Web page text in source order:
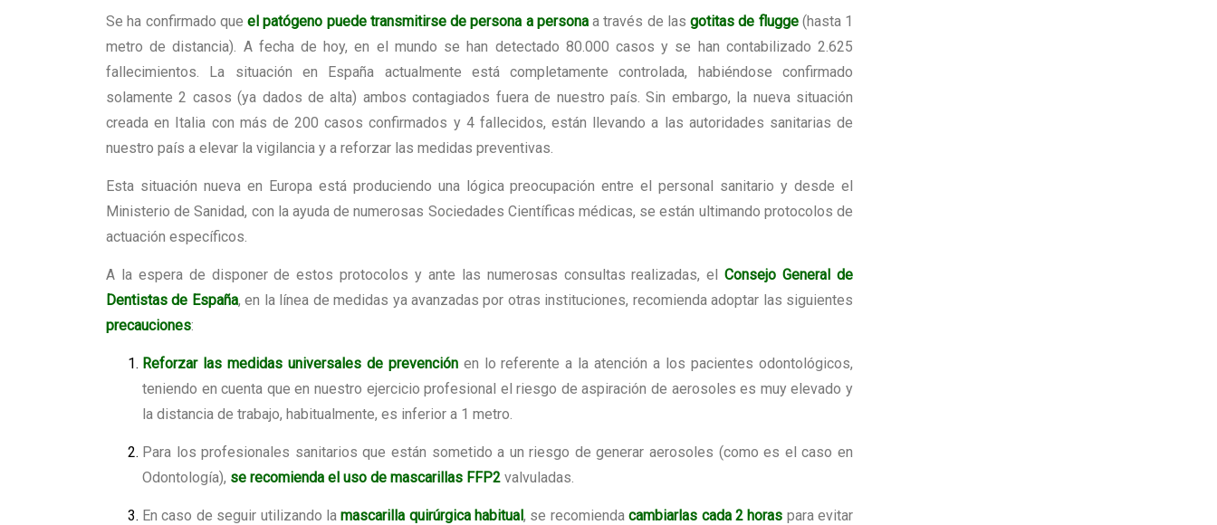
Se ha confirmado que el patógeno puede transmitirse de persona a personaa través de las gotitas de flugge(hasta 1
metro de distancia). A fecha de hoy, en el mundo se han detectado 80.000 casos y se han contabilizado 2.625
fallecimientos. La situación en España actualmente está completamente controlada, habiéndose confirmado
solamente 2 casos (ya dados de alta) ambos contagiados fuera de nuestro país. Sin embargo, la nueva situación
creada en Italia con más de 200 casos confirmados y 4 fallecidos, están llevando a las autoridades sanitarias de
nuestro país a elevar la vigilancia y a reforzar las medidas preventivas.
Esta situación nueva en Europa está produciendo una lógica preocupación entre el personal sanitario y desde el
Ministerio de Sanidad, con la ayuda de numerosas Sociedades Científicas médicas, se están ultimando protocolos de
actuación específicos.
A la espera de disponer de estos protocolos y ante las numerosas consultas realizadas, elConsejo General de
Dentistas de España, en la línea de medidas ya avanzadas por otras instituciones, recomienda adoptar las siguientes
precauciones:
Reforzar las medidas universales de prevenciónen lo referente a la atención a los pacientes odontológicos,
teniendo en cuenta que en nuestro ejercicio profesional el riesgo de aspiración de aerosoles es muy elevado y
la distancia de trabajo, habitualmente, es inferior a 1 metro.
Para los profesionales sanitarios que están sometido a un riesgo de generar aerosoles (como es el caso en
Odontología), se recomienda el uso de mascarillas FFP2 valvuladas.
En caso de seguir utilizando lamascarilla quirúrgica habitual, se recomiendacambiarlas cada 2 horas para evitar